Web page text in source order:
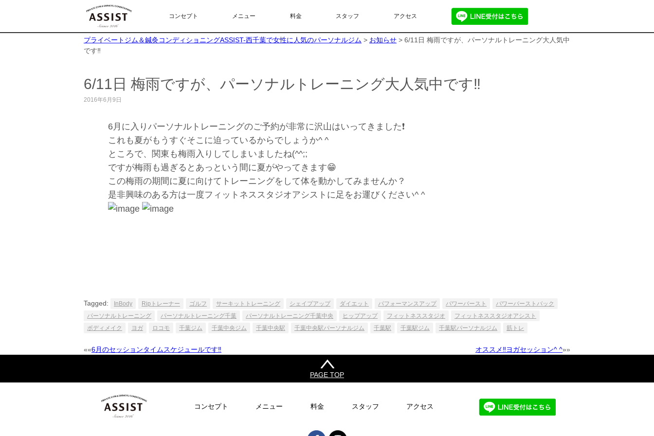
コンセプト メニュー 料金 スタッフ アクセス
プライベートジム＆鍼灸コンディショニングASSIST-西千葉で女性に人気のパーソナルジム > お知らせ > 6/11日 梅雨ですが、パーソナルトレーニング大人気中
です‼️
6/11日 梅雨ですが、パーソナルトレーニング大人気中です‼️
2016年6月9日
6月に入りパーソナルトレーニングのご予約が非常に沢山はいってきました❗️
これも夏がもうすぐそこに迫っているからでしょうか^ ^
ところで、関東も梅雨入りしてしまいましたね(^^;;
ですが梅雨も過ぎるとあっという間に夏がやってきます😁
この梅雨の期間に夏に向けてトレーニングをして体を動かしてみませんか？
是非興味のある方は一度フィットネススタジオアシストに足をお運びください^ ^
Tagged: InBody Ripトレーナー ゴルフ サーキットトレーニング シェイプアップ ダイエット パフォーマンスアップ パワーバースト
パワーバーストバック
パーソナルトレーニング
パーソナルトレーニング千葉 パーソナルトレーニング千葉中央 ヒップアップ フィットネススタジオ
フィットネススタジオアシスト
ボディメイク
ヨガ ロコモ 千葉ジム 千葉中央ジム 千葉中央駅 千葉中央駅パーソナルジム 千葉駅 千葉駅ジム 千葉駅パーソナルジム 筋トレ
Post
navigation
««6月のセッションタイムスケジュールです‼️ オススメ‼️ヨガセッション^ ^»»
PAGE TOP
コンセプト メニュー 料金 スタッフ アクセス